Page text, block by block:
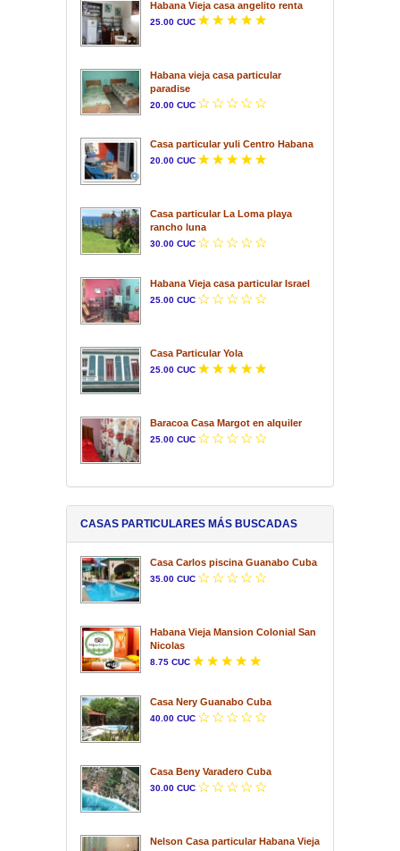
Habana Vieja casa angelito renta
25.00 CUC
Habana vieja casa particular
paradise
20.00 CUC
Casa particular yuli Centro Habana
20.00 CUC
Casa particular La Loma playa
rancho luna
30.00 CUC
Habana Vieja casa particular Israel
25.00 CUC
Casa Particular Yola
25.00 CUC
Baracoa Casa Margot en alquiler
25.00 CUC
CASAS PARTICULARES MÁS BUSCADAS
Casa Carlos piscina Guanabo Cuba
35.00 CUC
Habana Vieja Mansion Colonial San
Nicolas
8.75 CUC
Casa Nery Guanabo Cuba
40.00 CUC
Casa Beny Varadero Cuba
30.00 CUC
Nelson Casa particular Habana Vieja